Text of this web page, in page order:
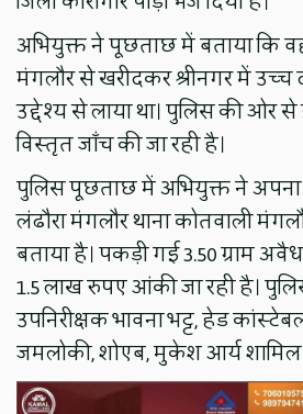
अभियुक्त ने पूछताछ में बताया कि
मंगलौर से खरीदकर श्रीनगर में
उद्देश्य से लाया था। पुलिस की ओर
विस्तृत जाँच की जा रही है।
पुलिस पूछताछ में अभियुक्त ने अपना
लंढौरा मंगलौर थाना कोतवाली
बताया है। पकड़ी गई 3.50 ग्राम
1.5 लाख रुपए आंकी जा रही है।
उपनिरीक्षक भावना भट्ट, हेड
जमलोकी, शोएब, मुकेश आर्य शामिल